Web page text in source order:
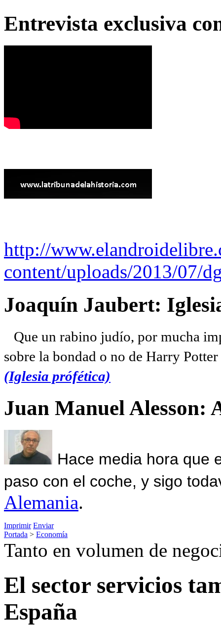
Entrevista exclusiva
http://
content/uploads/2013/07/
Joaquín Jaubert:
Que un rabino judío, por mucha
sobre la bondad o no de Harry
(Iglesia prófética)
Juan Manuel Alesson:
Hace media hora que
paso con el coche, y sigo
Alemania.
Imprimir Enviar
Portada > Economía
Tanto en volumen de
El sector servicios
España